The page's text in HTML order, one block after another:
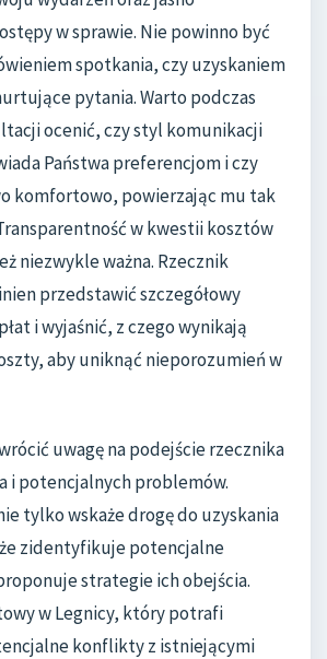
w sprawie. Nie powinno być
spotkania, czy uzyskaniem
pytania. Warto podczas
ocenić, czy styl komunikacji
Państwa preferencjom i czy
komfortowo, powierzając mu tak
w kwestii kosztów
niezwykle ważna. Rzecznik
przedstawić szczegółowy
i wyjaśnić, z czego wynikają
aby uniknąć nieporozumień w
uwagę na podejście rzecznika
i potencjalnych problemów.
tylko wskaże drogę do uzyskania
zidentyfikuje potencjalne
strategie ich obejścia.
w Legnicy, który potrafi
konflikty z istniejącymi